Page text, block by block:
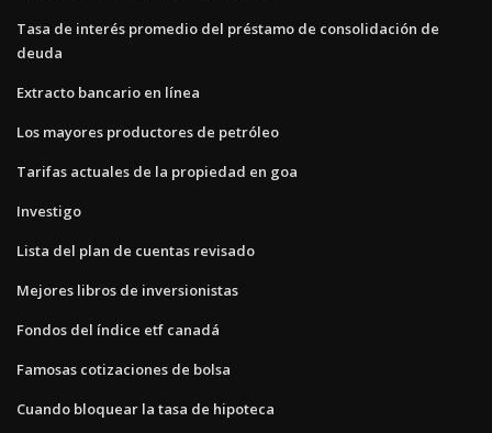
Tasa de interés promedio del préstamo de consolidación de
deuda
Extracto bancario en línea
Los mayores productores de petróleo
Tarifas actuales de la propiedad en goa
Investigo
Lista del plan de cuentas revisado
Mejores libros de inversionistas
Fondos del índice etf canadá
Famosas cotizaciones de bolsa
Cuando bloquear la tasa de hipoteca